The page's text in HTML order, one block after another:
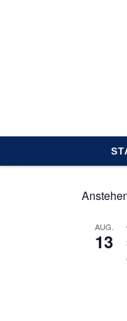
AUG.
13